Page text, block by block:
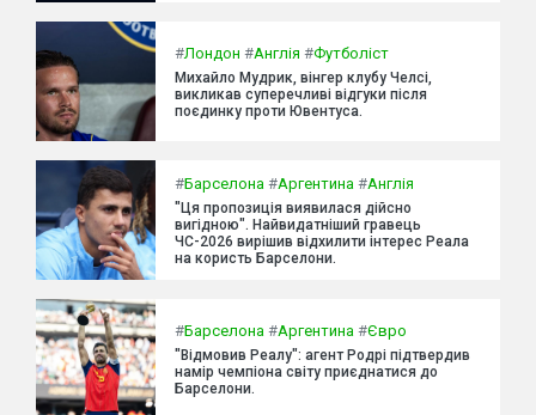
#Лондон #Англія #Футболіст
Михайло Мудрик, вінгер клубу Челсі,
викликав суперечливі відгуки після
поєдинку проти Ювентуса.
#Барселона #Аргентина #Англія
"Ця пропозиція виявилася дійсно
вигідною". Найвидатніший гравець
ЧС-2026 вирішив відхилити інтерес Реала
на користь Барселони.
#Барселона #Аргентина #Євро
"Відмовив Реалу": агент Родрі підтвердив
намір чемпіона світу приєднатися до
Барселони.